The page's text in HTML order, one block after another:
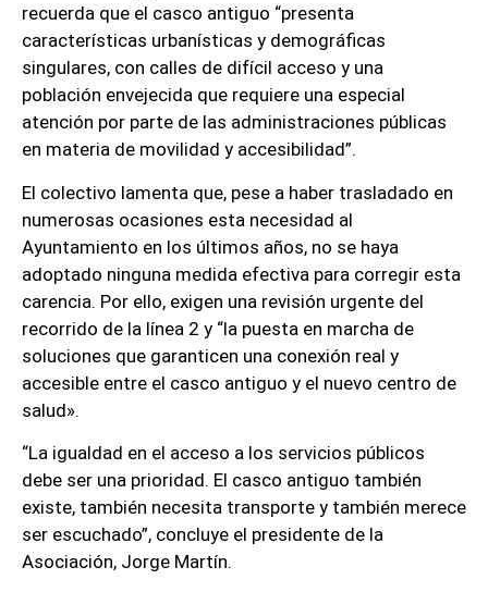
recuerda que el casco antiguo “presenta
características urbanísticas y demográficas
singulares, con calles de difícil acceso y una
población envejecida que requiere una especial
atención por parte de las administraciones públicas
en materia de movilidad y accesibilidad”.
El colectivo lamenta que, pese a haber trasladado en
numerosas ocasiones esta necesidad al
Ayuntamiento en los últimos años, no se haya
adoptado ninguna medida efectiva para corregir esta
carencia. Por ello, exigen una revisión urgente del
recorrido de la línea 2 y “la puesta en marcha de
soluciones que garanticen una conexión real y
accesible entre el casco antiguo y el nuevo centro de
salud».
“La igualdad en el acceso a los servicios públicos
debe ser una prioridad. El casco antiguo también
existe, también necesita transporte y también merece
ser escuchado”, concluye el presidente de la
Asociación, Jorge Martín.